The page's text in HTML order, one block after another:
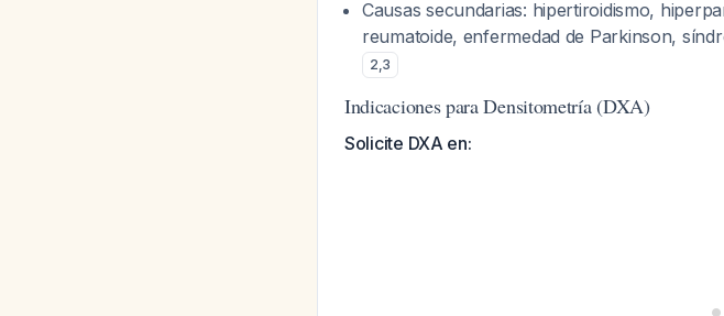
Causas secundarias: hipertiroidismo,
reumatoide, enfermedad de Parkinson,
2,3
Indicaciones para Densitometría (DXA)
Solicite DXA en: